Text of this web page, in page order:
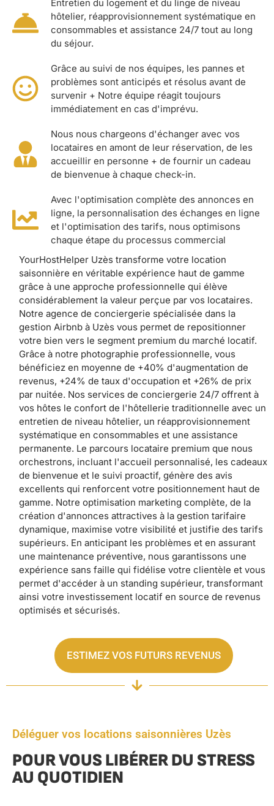
Entretien du logement et du linge de niveau
hôtelier, réapprovisionnement systématique en
consommables et assistance 24/7 tout au long
du séjour.
Grâce au suivi de nos équipes, les pannes et
problèmes sont anticipés et résolus avant de
survenir + Notre équipe réagit toujours
immédiatement en cas d'imprévu.
Nous nous chargeons d'échanger avec vos
locataires en amont de leur réservation, de les
accueillir en personne + de fournir un cadeau
de bienvenue à chaque check-in.
Avec l'optimisation complète des annonces en
ligne, la personnalisation des échanges en ligne
et l'optimisation des tarifs, nous optimisons
chaque étape du processus commercial
YourHostHelper Uzès transforme votre location
saisonnière en véritable expérience haut de gamme
grâce à une approche professionnelle qui élève
considérablement la valeur perçue par vos locataires.
Notre agence de conciergerie spécialisée dans la
gestion Airbnb à Uzès vous permet de repositionner
votre bien vers le segment premium du marché locatif.
Grâce à notre photographie professionnelle, vous
bénéficiez en moyenne de +40% d'augmentation de
revenus, +24% de taux d'occupation et +26% de prix
par nuitée. Nos services de conciergerie 24/7 offrent à
vos hôtes le confort de l'hôtellerie traditionnelle avec un
entretien de niveau hôtelier, un réapprovisionnement
systématique en consommables et une assistance
permanente. Le parcours locataire premium que nous
orchestrons, incluant l'accueil personnalisé, les cadeaux
de bienvenue et le suivi proactif, génère des avis
excellents qui renforcent votre positionnement haut de
gamme. Notre optimisation marketing complète, de la
création d'annonces attractives à la gestion tarifaire
dynamique, maximise votre visibilité et justifie des tarifs
supérieurs. En anticipant les problèmes et en assurant
une maintenance préventive, nous garantissons une
expérience sans faille qui fidélise votre clientèle et vous
permet d'accéder à un standing supérieur, transformant
ainsi votre investissement locatif en source de revenus
optimisés et sécurisés.
ESTIMEZ VOS FUTURS REVENUS
Déléguer vos locations saisonnières Uzès
POUR VOUS LIBÉRER DU STRESS
AU QUOTIDIEN